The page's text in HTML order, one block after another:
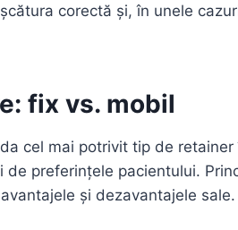
corectă și, în unele
fix vs. mobil
cel mai potrivit tip de
preferințele pacientului.
și dezavantajele sale.